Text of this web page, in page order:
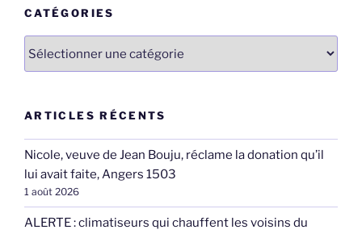
CATÉGORIES
ARTICLES RÉCENTS
Nicole, veuve de Jean Bouju, réclame la donation qu’il
lui avait faite, Angers 1503
1 août 2026
ALERTE : climatiseurs qui chauffent les voisins du